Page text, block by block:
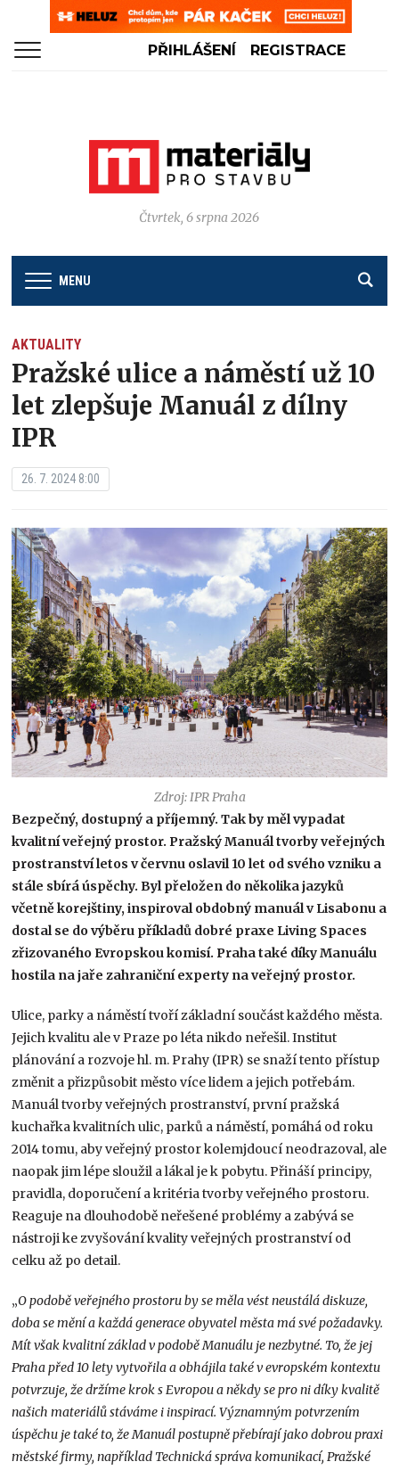
PŘIHLÁŠENÍ REGISTRACE
Čtvrtek, 6 srpna 2026
MENU
AKTUALITY
Pražské ulice a náměstí už 10
let zlepšuje Manuál z dílny
IPR
26. 7. 2024 8:00
Zdroj: IPR Praha
Bezpečný, dostupný a příjemný. Tak by měl vypadat
kvalitní veřejný prostor. Pražský Manuál tvorby veřejných
prostranství letos v červnu oslavil 10 let od svého vzniku a
stále sbírá úspěchy. Byl přeložen do několika jazyků
včetně korejštiny, inspiroval obdobný manuál v Lisabonu a
dostal se do výběru příkladů dobré praxe Living Spaces
zřizovaného Evropskou komisí. Praha také díky Manuálu
hostila na jaře zahraniční experty na veřejný prostor.
Ulice, parky a náměstí tvoří základní součást každého města.
Jejich kvalitu ale v Praze po léta nikdo neřešil. Institut
plánování a rozvoje hl. m. Prahy (IPR) se snaží tento přístup
změnit a přizpůsobit město více lidem a jejich potřebám.
Manuál tvorby veřejných prostranství, první pražská
kuchařka kvalitních ulic, parků a náměstí, pomáhá od roku
2014 tomu, aby veřejný prostor kolemjdoucí neodrazoval, ale
naopak jim lépe sloužil a lákal je k pobytu. Přináší principy,
pravidla, doporučení a kritéria tvorby veřejného prostoru.
Reaguje na dlouhodobě neřešené problémy a zabývá se
nástroji ke zvyšování kvality veřejných prostranství od
celku až po detail.
„O podobě veřejného prostoru by se měla vést neustálá diskuze,
doba se mění a každá generace obyvatel města má své požadavky.
Mít však kvalitní základ v podobě Manuálu je nezbytné. To, že jej
Praha před 10 lety vytvořila a obhájila také v evropském kontextu
potvrzuje, že držíme krok s Evropou a někdy se pro ni díky kvalitě
našich materiálů stáváme i inspirací. Významným potvrzením
úspěchu je také to, že Manuál postupně přebírají jako dobrou praxi
městské firmy, například Technická správa komunikací, Pražské